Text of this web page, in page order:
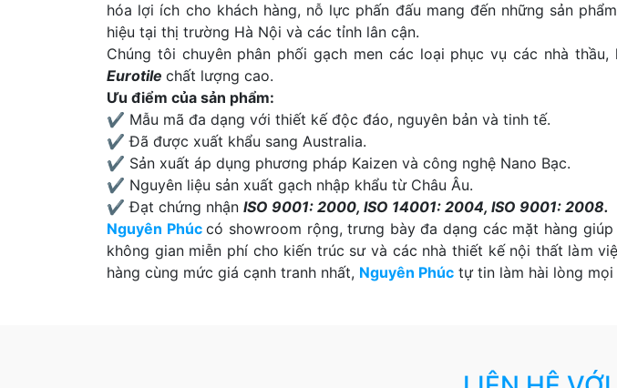
hóa lợi ích cho khách hàng, nỗ lực phấn đấu mang đến những sản
hiệu tại thị trường Hà Nội và các tỉnh lân cận.
Chúng tôi chuyên phân phối gạch men các loại phục vụ các nhà
Eurotile chất lượng cao.
Ưu điểm của sản phẩm:
✔ Mẫu mã đa dạng với thiết kế độc đáo, nguyên bản và tinh tế.
✔ Đã được xuất khẩu sang Australia.
✔ Sản xuất áp dụng phương pháp Kaizen và công nghệ Nano Bạc.
✔ Nguyên liệu sản xuất gạch nhập khẩu từ Châu Âu.
✔ Đạt chứng nhận ISO 9001: 2000, ISO 14001: 2004, ISO 9001: 2008.
Nguyên Phúccó showroom rộng, trưng bày đa dạng các mặt hàng
không gian miễn phí cho kiến trúc sư và các nhà thiết kế nội thất làm
hàng cùng mức giá cạnh tranh nhất, Nguyên Phúc tự tin làm hài lòng